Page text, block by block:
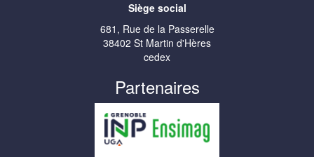
Siège social
681, Rue de la Passerelle
38402 St Martin d'Hères
cedex
Partenaires